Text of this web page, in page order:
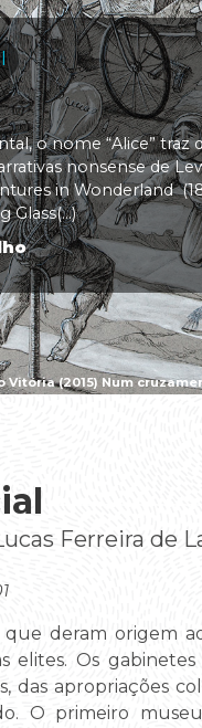
Vitória (2015) Num
o nome “Alice” traz
nonsense de
in Wonderland
Ferreira de
deram origem
elites. Os
das apropriações
O primeiro